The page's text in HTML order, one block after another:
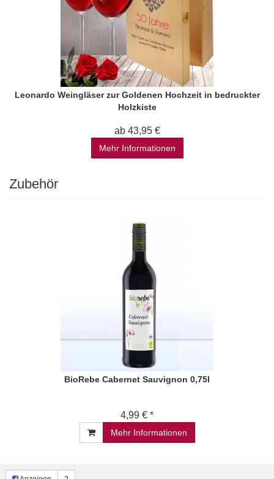
Leonardo Weingläser zur Goldenen Hochzeit in bedruckter
Holzkiste
ab 43,95 €
Mehr Informationen
Zubehör
BioRebe Cabernet Sauvignon 0,75l
4,99 € *
Mehr Informationen